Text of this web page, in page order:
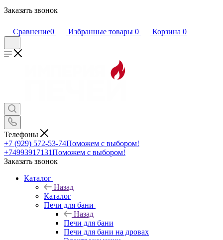
Заказать звонок
Сравнение0 Избранные товары 0 Корзина 0
Телефоны
+7 (929) 572-53-74Поможем с выбором!
+74993917131Поможем с выбором!
Заказать звонок
Каталог
Назад
Каталог
Печи для бани
Назад
Печи для бани
Печи для бани на дровах